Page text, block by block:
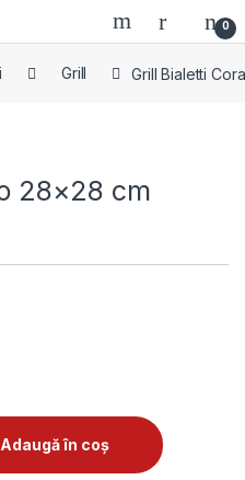
0
Grill Grill Bialetti
28×28 cm
Adaugă în coș